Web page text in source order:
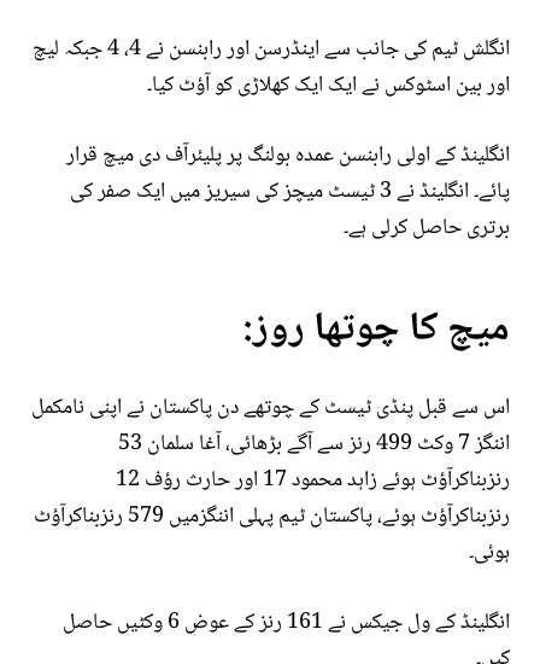
انگلش ٹیم کی جانب سے اینڈرسن اور رابنسن نے 4، 4 جبکہ لیچ
اور بین اسٹوکس نے ایک ایک کھلاڑی کو آؤٹ کیا۔
انگلینڈ کے اولی رابنسن عمدہ بولنگ پر پلیئرآف دی میچ قرار
پائے۔ انگلینڈ نے 3 ٹیسٹ میچز کی سیریز میں ایک صفر کی
برتری حاصل کرلی ہے۔
میچ کا چوتھا روز:
اس سے قبل پنڈی ٹیسٹ کے چوتھے دن پاکستان نے اپنی نامکمل
اننگز 7 وکٹ 499 رنز سے آگے بڑھائی، آغا سلمان 53
رنزبناکرآؤٹ ہوئے زاہد محمود 17 اور حارث رؤف 12
رنزبناکرآؤٹ ہوئے، پاکستان ٹیم پہلی اننگزمیں 579 رنزبناکرآؤٹ
ہوئی۔
انگلینڈ کے ول جیکس نے 161 رنز کے عوض 6 وکٹیں حاصل